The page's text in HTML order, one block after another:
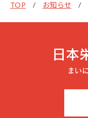
TOP お知らせ